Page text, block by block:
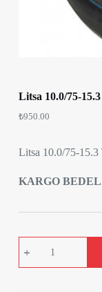
Litsa 10.0/75-
₺950.00
Litsa 10.0/75-
KARGO
10.0/75-
15.3